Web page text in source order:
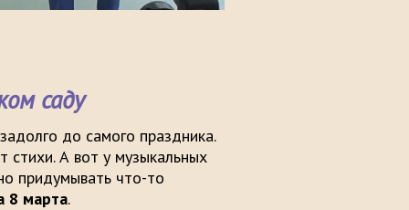
саду
до самого праздника.
стихи. А вот у музыкальных
придумывать что-то
8 марта.